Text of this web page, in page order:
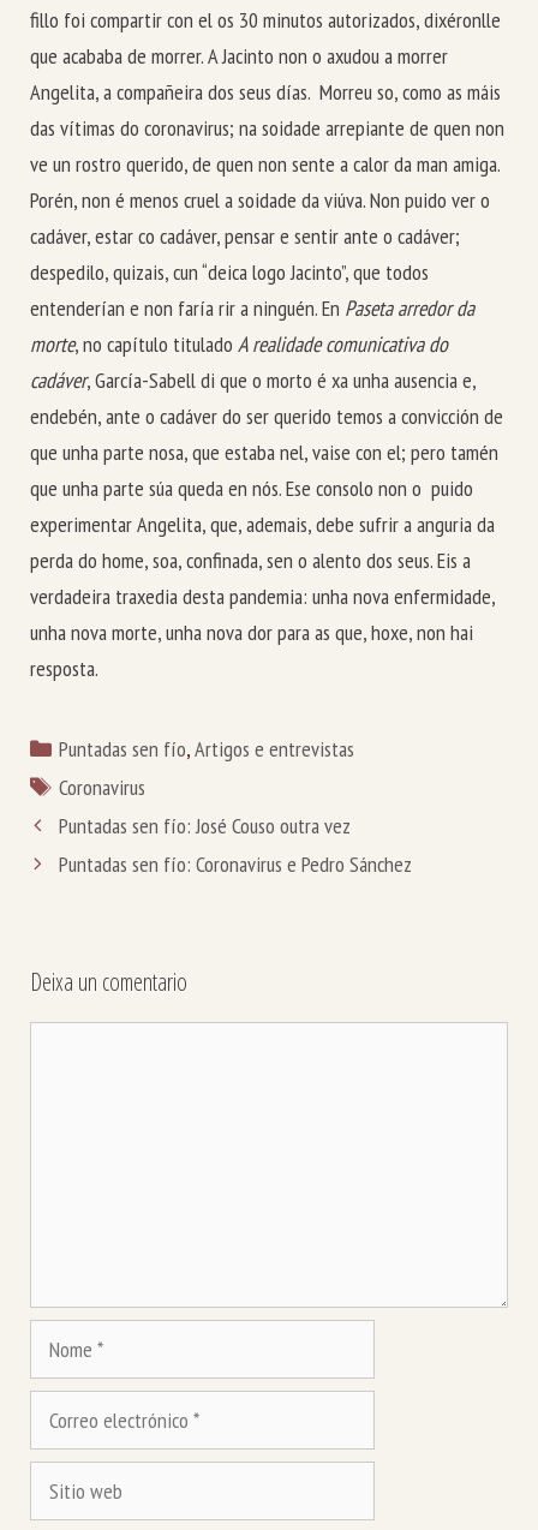
fillo foi compartir con el os 30 minutos autorizados, dixéronlle
que acababa de morrer. A Jacinto non o axudou a morrer
Angelita, a compañeira dos seus días. Morreu so, como as máis
das vítimas do coronavirus; na soidade arrepiante de quen non
ve un rostro querido, de quen non sente a calor da man amiga.
Porén, non é menos cruel a soidade da viúva. Non puido ver o
cadáver, estar co cadáver, pensar e sentir ante o cadáver;
despedilo, quizais, cun “deica logo Jacinto”, que todos
entenderían e non faría rir a ninguén. En Paseta arredor da
morte, no capítulo titulado A realidade comunicativa do
cadáver, García-Sabell di que o morto é xa unha ausencia e,
endebén, ante o cadáver do ser querido temos a convicción de
que unha parte nosa, que estaba nel, vaise con el; pero tamén
que unha parte súa queda en nós. Ese consolo non o puido
experimentar Angelita, que, ademais, debe sufrir a anguria da
perda do home, soa, confinada, sen o alento dos seus. Eis a
verdadeira traxedia desta pandemia: unha nova enfermidade,
unha nova morte, unha nova dor para as que, hoxe, non hai
resposta.
Categorías
Puntadas sen fío,Artigos e entrevistas
Etiquetas
Coronavirus
Puntadas sen fío: José Couso outra vez
Puntadas sen fío: Coronavirus e Pedro Sánchez
Deixa un comentario
Nome
Correo
electrónico
Sitio
web